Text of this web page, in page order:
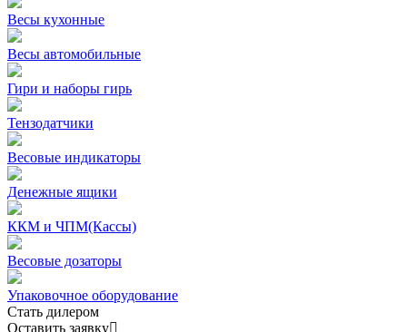
Весы кухонные
Весы автомобильные
Гири и наборы гирь
Тензодатчики
Весовые индикаторы
Денежные ящики
ККМ и ЧПМ(Кассы)
Весовые дозаторы
Упаковочное оборудование
Стать дилером
Оставить заявку